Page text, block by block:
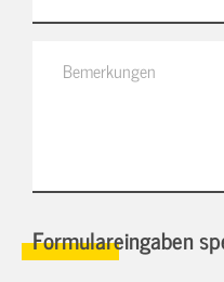
Formulareingaben